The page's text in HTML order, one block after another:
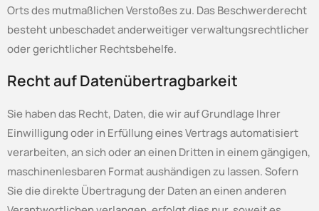
Orts des mutmaßlichen Verstoßes zu. Das Beschwerderecht
besteht unbeschadet anderweitiger verwaltungsrechtlicher
oder gerichtlicher Rechtsbehelfe.
Recht auf Daten­übertrag­barkeit
Sie haben das Recht, Daten, die wir auf Grundlage Ihrer
Einwilligung oder in Erfüllung eines Vertrags automatisiert
verarbeiten, an sich oder an einen Dritten in einem gängigen,
maschinenlesbaren Format aushändigen zu lassen. Sofern
Sie die direkte Übertragung der Daten an einen anderen